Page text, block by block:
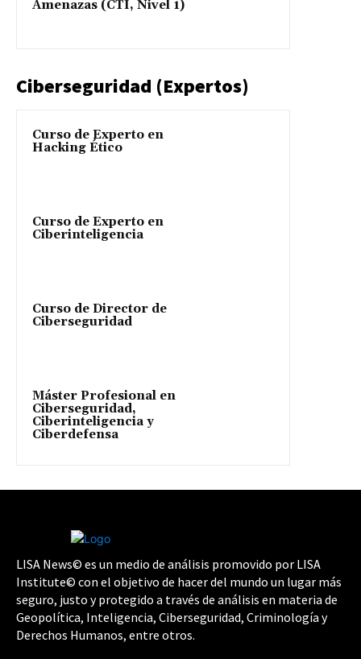
Amenazas (CTI, Nivel 1)
Ciberseguridad (Expertos)
Curso de Experto en
Hacking Ético
Curso de Experto en
Ciberinteligencia
Curso de Director de
Ciberseguridad
Máster Profesional en
Ciberseguridad,
Ciberinteligencia y
Ciberdefensa
LISA News© es un medio de análisis promovido por LISA
Institute© con el objetivo de hacer del mundo un lugar más
seguro, justo y protegido a través de análisis en materia de
Geopolítica, Inteligencia, Ciberseguridad, Criminología y
Derechos Humanos, entre otros.